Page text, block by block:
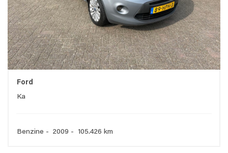
Ford
Ka
Benzine - 2009 - 105.426 km